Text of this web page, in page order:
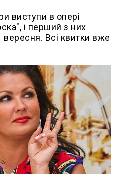
виступи в опері
і перший з них
вересня. Всі квитки вже